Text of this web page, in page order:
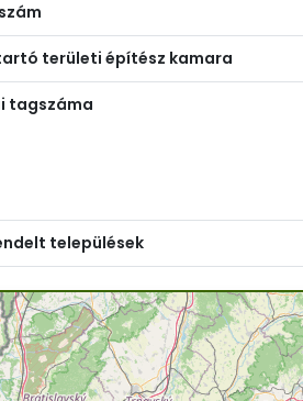
területi építész kamara
tagszáma
települések